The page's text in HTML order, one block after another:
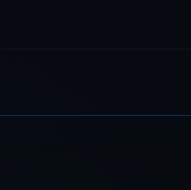
융당국이 주요 가상자산